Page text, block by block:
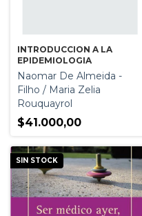
INTRODUCCION A LA
EPIDEMIOLOGIA
Naomar De Almeida -
Filho / Maria Zelia
Rouquayrol
$41.000,00
SIN STOCK